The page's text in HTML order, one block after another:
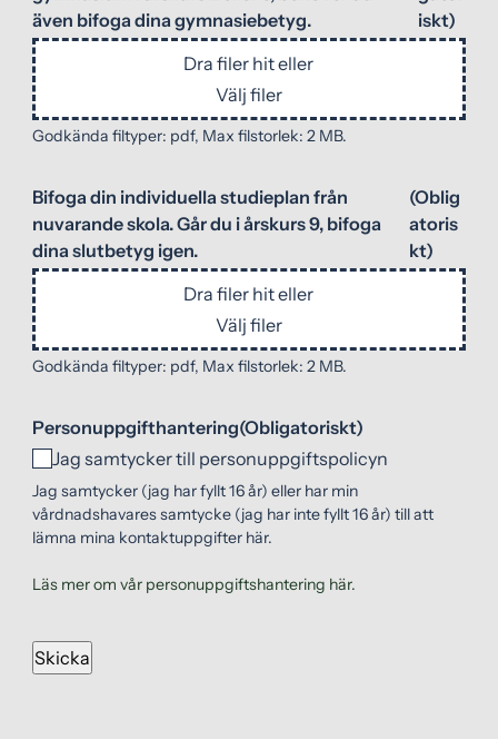
även bifoga dina gymnasiebetyg.
iskt)
Dra filer hit eller
Välj filer
Godkända filtyper: pdf, Max filstorlek: 2 MB.
Bifoga din individuella studieplan från
nuvarande skola. Går du i årskurs 9, bifoga
dina slutbetyg igen.
(Oblig
atoris
kt)
Dra filer hit eller
Välj filer
Godkända filtyper: pdf, Max filstorlek: 2 MB.
Personuppgifthantering(Obligatoriskt)
Jag samtycker till personuppgiftspolicyn
Jag samtycker (jag har fyllt 16 år) eller har min
vårdnadshavares samtycke (jag har inte fyllt 16 år) till att
lämna mina kontaktuppgifter här.
Läs mer om vår personuppgiftshantering här.